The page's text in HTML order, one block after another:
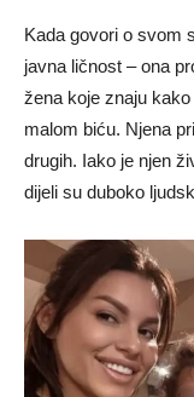
Kada govori o svom
javna ličnost – ona
žena koje znaju
malom biću. Njena
drugih. Iako je njen
dijeli su duboko